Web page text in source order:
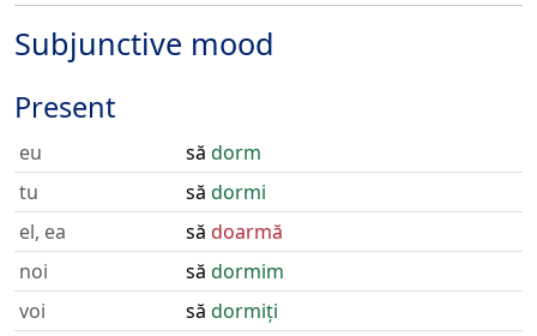
Subjunctive mood
Present
eu să dorm
tu
să dormi
el, ea
să doarmă
noi
să dormim
voi
să dormiți